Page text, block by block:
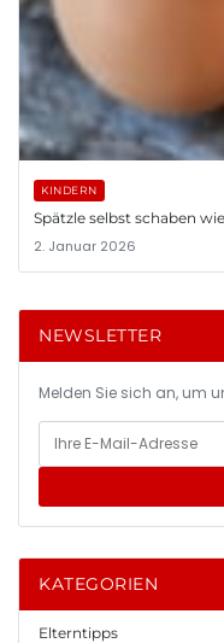
KINDERN
Spätzle selbst schaben
2. Januar 2026
NEWSLETTER
Melden Sie sich an, um
KATEGORIEN
Elterntipps